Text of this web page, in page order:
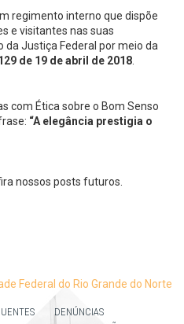
regimento interno que dispõe
e visitantes nas suas
da Justiça Federal por meio da
de 19 de abril de 2018
com Ética sobre o Bom Senso
“A elegância prestigia o
nossos posts futuros.
Federal do Rio Grande do Norte
DENÚNCIAS